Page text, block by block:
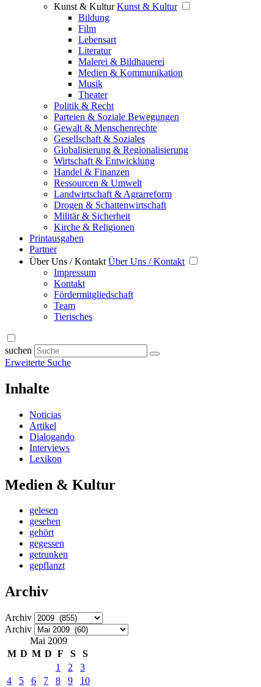
Kunst & Kultur Kunst & Kultur
Bildung
Film
Lebensart
Literatur
Malerei & Bildhauerei
Medien & Kommunikation
Musik
Theater
Politik & Recht
Parteien & Soziale Bewegungen
Gewalt & Menschenrechte
Gesellschaft & Soziales
Globalisierung & Regionalisierung
Wirtschaft & Entwicklung
Handel & Finanzen
Ressourcen & Umwelt
Landwirtschaft & Agrarreform
Drogen & Schattenwirtschaft
Militär & Sicherheit
Kirche & Religionen
Printausgaben
Partner
Über Uns / Kontakt Über Uns / Kontakt
Impressum
Kontakt
Fördermitgliedschaft
Team
Tierisches
suchen
Erweiterte Suche
Inhalte
Noticias
Artikel
Dialogando
Interviews
Lexikon
Medien & Kultur
gelesen
gesehen
gehört
gegessen
getrunken
gepflanzt
Archiv
Archiv
Archiv
Mai 2009
M D M D F S
S
1
2
3
4
5 6 7 8 9
10